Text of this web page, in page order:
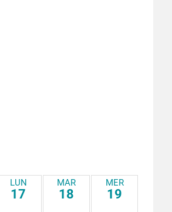
LUN
17
MAR
18
MER
19